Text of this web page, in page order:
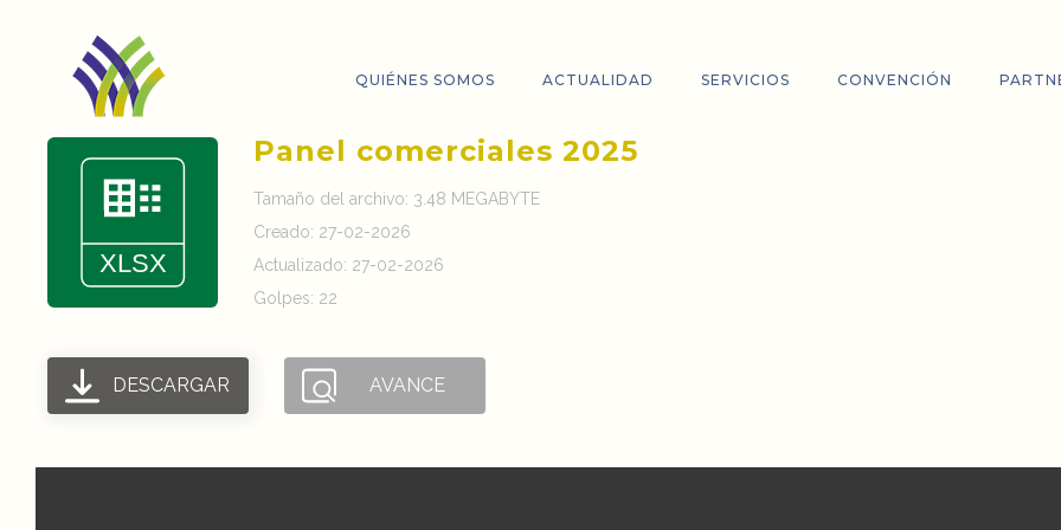
QUIÉNES SOMOS ACTUALIDAD SERVICIOS CONVENCIÓN
Panel comerciales 2025
Tamaño del archivo: 3.48 MEGABYTE
Creado: 27-02-2026
Actualizado: 27-02-2026
Golpes: 22
DESCARGAR AVANCE